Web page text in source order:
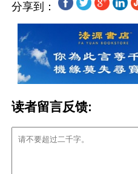
分享到：
读者留言反馈: